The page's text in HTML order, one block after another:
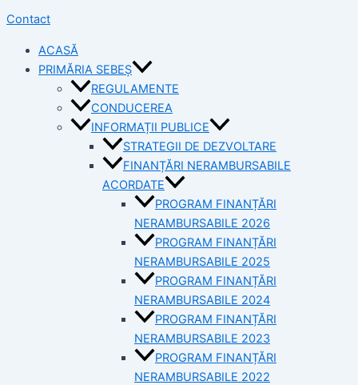
Contact
ACASĂ
PRIMĂRIA SEBEȘ
REGULAMENTE
CONDUCEREA
INFORMAȚII PUBLICE
STRATEGII DE DEZVOLTARE
FINANȚĂRI NERAMBURSABILE
ACORDATE
PROGRAM FINANȚĂRI
NERAMBURSABILE 2026
PROGRAM FINANȚĂRI
NERAMBURSABILE 2025
PROGRAM FINANȚĂRI
NERAMBURSABILE 2024
PROGRAM FINANȚĂRI
NERAMBURSABILE 2023
PROGRAM FINANȚĂRI
NERAMBURSABILE 2022